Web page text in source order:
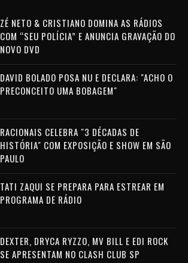
ZÉ NETO & CRISTIANO DOMINA AS RÁDIOS
COM “SEU POLÍCIA” E ANUNCIA GRAVAÇÃO DO
NOVO DVD
DAVID BOLADO POSA NU E DECLARA: "ACHO O
PRECONCEITO UMA BOBAGEM"
RACIONAIS CELEBRA "3 DÉCADAS DE
HISTÓRIA" COM EXPOSIÇÃO E SHOW EM SÃO
PAULO
TATI ZAQUI SE PREPARA PARA ESTREAR EM
PROGRAMA DE RÁDIO
DEXTER, DRYCA RYZZO, MV BILL E EDI ROCK
SE APRESENTAM NO CLASH CLUB SP